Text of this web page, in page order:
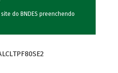
do BNDES preenchendo